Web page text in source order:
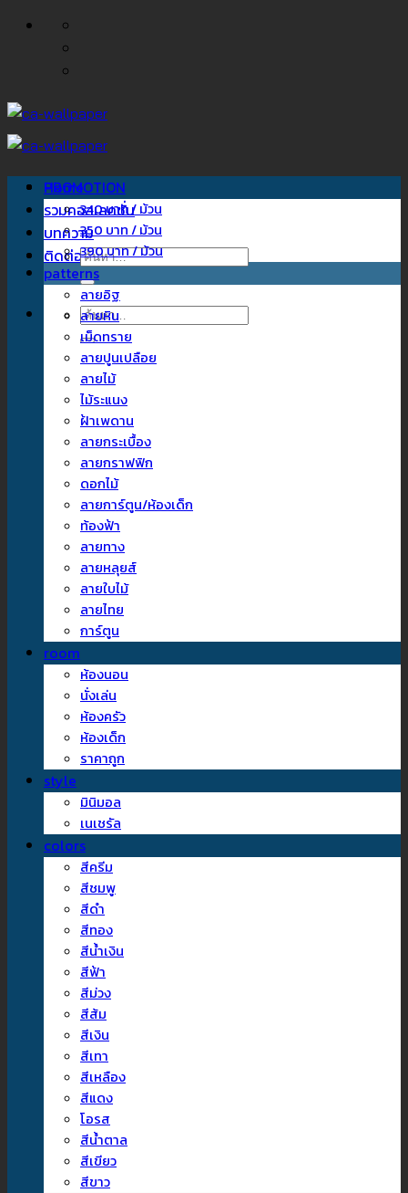
ข้าม
Home
รวมคอลเลคชั่น
บทความ
ติดต่อเรา
ค้นหา:
ค้นหา:
PROMOTION
340 บาท / ม้วน
350 บาท / ม้วน
390 บาท / ม้วน
patterns
ลายอิฐ
ลายหิน
เม็ดทราย
ลายปูนเปลือย
ลายไม้
ไม้ระแนง
ฝ้าเพดาน
ลายกระเบื้อง
ลายกราฟฟิก
ดอกไม้
ลายการ์ตูน/ห้องเด็ก
ท้องฟ้า
ลายทาง
ลายหลุยส์
ลายใบไม้
ลายไทย
การ์ตูน
room
ห้องนอน
นั่งเล่น
ห้องครัว
ห้องเด็ก
ราคาถูก
style
มินิมอล
เนเชรัล
colors
สีครีม
สีชมพู
สีดำ
สีทอง
สีน้ำเงิน
สีฟ้า
สีม่วง
สีส้ม
สีเงิน
สีเทา
สีเหลือง
สีแดง
โอรส
สีน้ำตาล
สีเขียว
สีขาว